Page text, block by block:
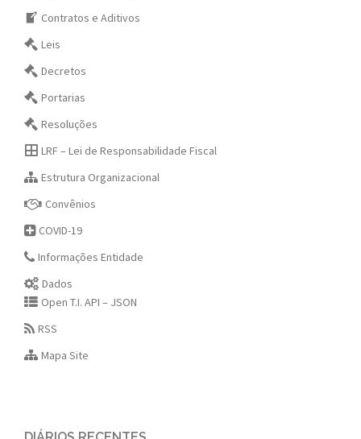
Contratos e Aditivos
Leis
Decretos
Portarias
Resoluções
LRF – Lei de Responsabilidade Fiscal
Estrutura Organizacional
Convênios
COVID-19
Informações Entidade
Dados
Open T.I. API – JSON
RSS
Mapa Site